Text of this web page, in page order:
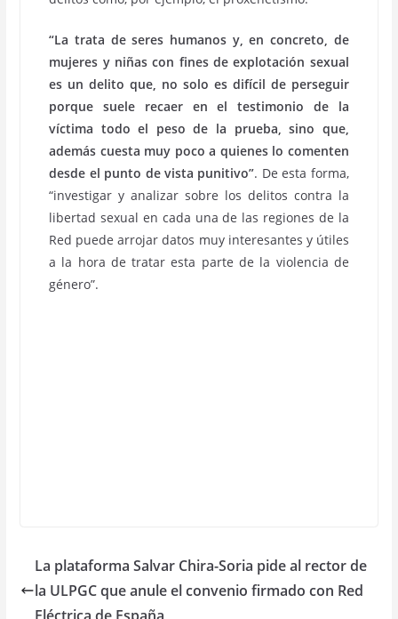
“La trata de seres humanos y, en concreto, de
mujeres y niñas con fines de explotación sexual
es un delito que, no solo es difícil de perseguir
porque suele recaer en el testimonio de la
víctima todo el peso de la prueba, sino que,
además cuesta muy poco a quienes lo comenten
desde el punto de vista punitivo”. De esta forma,
“investigar y analizar sobre los delitos contra la
libertad sexual en cada una de las regiones de la
Red puede arrojar datos muy interesantes y útiles
a la hora de tratar esta parte de la violencia de
género”.
La plataforma Salvar Chira-Soria pide al rector de
la ULPGC que anule el convenio firmado con Red